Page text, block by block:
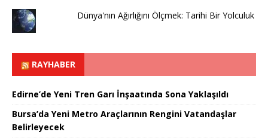
Dünya'nın Ağırlığını Ölçmek: Tarihi Bir Yolculuk
RAYHABER
Edirne’de Yeni Tren Garı İnşaatında Sona Yaklaşıldı
Bursa’da Yeni Metro Araçlarının Rengini Vatandaşlar
Belirleyecek